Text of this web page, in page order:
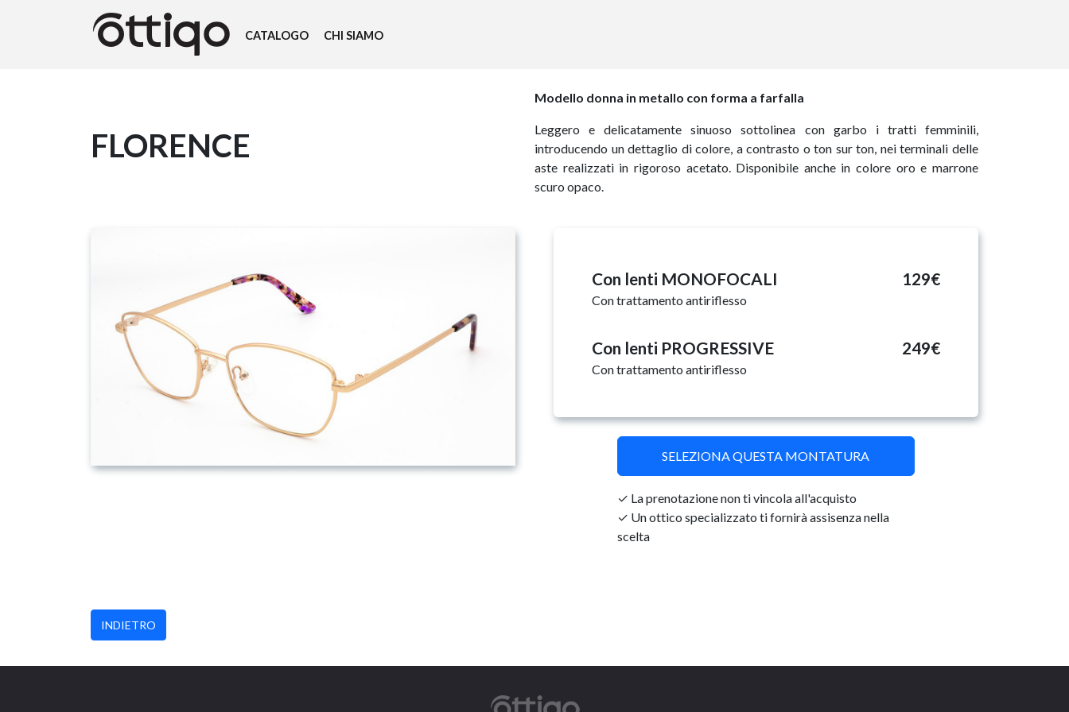
CATALOGO CHI SIAMO
FLORENCE
Modello donna in metallo con forma a farfalla
Leggero e delicatamente sinuoso sottolinea con garbo i tratti femminili,
introducendo un dettaglio di colore, a contrasto o ton sur ton, nei terminali delle
aste realizzati in rigoroso acetato. Disponibile anche in colore oro e marrone
scuro opaco.
Con lenti MONOFOCALI
Con trattamento antiriflesso
129€
Con lenti PROGRESSIVE
Con trattamento antiriflesso
249€
SELEZIONA QUESTA MONTATURA
La prenotazione non ti vincola all'acquisto
Un ottico specializzato ti fornirà assisenza nella
scelta
INDIETRO